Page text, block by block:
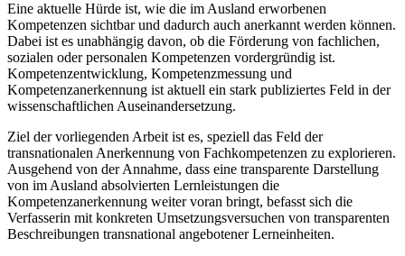
Eine aktuelle Hürde ist, wie die im Ausland erworbenen
Kompetenzen sichtbar und dadurch auch anerkannt werden können.
Dabei ist es unabhängig ­davon, ob die Förderung von fachlichen,
sozialen oder personalen Kompetenzen vordergründig ist.
Kompetenzentwicklung, Kompetenzmessung und
Kompetenzanerkennung ist aktuell ein stark publiziertes Feld in der
wissenschaftlichen Auseinandersetzung.
Ziel der vorliegenden Arbeit ist es, speziell das Feld der
transnationalen Anerkennung von Fachkompetenzen zu explorieren.
Ausgehend von der Annahme, dass eine transparente Darstellung
von im Ausland absolvierten Lernleistungen die
Kompetenzanerkennung weiter voran bringt, befasst sich die
Verfasserin mit konkreten Umsetzungsversuchen von transparenten
Beschreibungen transna­tional angebotener Lerneinheiten.